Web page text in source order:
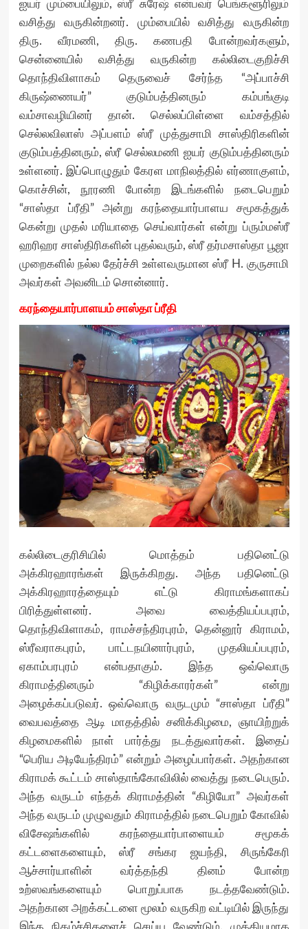
ஐயர் மும்பையிலும், ஸ்ரீ சுரேஷ் என்பவர் பெங்களூரிலும்
வசித்து வருகின்றனர். மும்பையில் வசித்து வருகின்ற
திரு. வீரமணி, திரு. கணபதி போன்றவர்களும்,
சென்னையில் வசித்து வருகின்ற கல்லிடைகுறிச்சி
தொந்திவிளாகம் தெருவைச் சேர்ந்த “அப்பாச்சி
கிருஷ்ணையர்” குடும்பத்தினரும் கம்பங்குடி
வம்சாவழியினர் தான். செல்லப்பிள்ளை வம்சத்தில்
செல்லவிலாஸ் அப்பளம் ஸ்ரீ முத்துசாமி சாஸ்திரிகளின்
குடும்பத்தினரும், ஸ்ரீ செல்லமணி ஐயர் குடும்பத்தினரும்
உள்ளனர். இப்பொழுதும் கேரள மாநிலத்தில் எர்ணாகுளம்,
கொச்சின், நூரணி போன்ற இடங்களில் நடைபெறும்
“சாஸ்தா ப்ரீதி” அன்று கரந்தையார்பாளய சமூகத்துக்
கென்று முதல் மரியாதை செய்வார்கள் என்று ப்ரும்மஸ்ரீ
ஹரிஹர சாஸ்திரிகளின் புதல்வரும், ஸ்ரீ தர்மசாஸ்தா பூஜா
முறைகளில் நல்ல தேர்ச்சி உள்ளவருமான ஸ்ரீ H. குருசாமி
அவர்கள் அவனிடம் சொன்னார்.
கரந்தையார்பாளயம் சாஸ்தா ப்ரீதி
கல்லிடைகுரிசியில் மொத்தம் பதினெட்டு
அக்கிரஹாரங்கள் இருக்கிறது. அந்த பதினெட்டு
அக்கிரஹாரத்தையும் எட்டு கிராமங்களாகப்
பிரித்துள்ளனர். அவை வைத்தியப்பபுரம்,
தொந்திவிளாகம், ராமச்சந்திரபுரம், தென்னூர் கிராமம்,
ஸ்ரீவராகபுரம், பாட்டநயினார்புரம், முதலியப்பபுரம்,
ஏகாம்பரபுரம் என்பதாகும். இந்த ஒவ்வொரு
கிராமத்தினரும் “கிழிக்காரர்கள்” என்று
அழைக்கப்படுவர். ஒவ்வொரு வருடமும் “சாஸ்தா ப்ரீதி”
வைபவத்தை ஆடி மாதத்தில் சனிக்கிழமை, ஞாயிற்றுக்
கிழமைகளில் நாள் பார்த்து நடத்துவார்கள். இதைப்
“பெரிய அடியேந்திரம்” என்றும் அழைப்பார்கள். அதற்கான
கிராமக் கூட்டம் சாஸ்தாங்கோவிலில் வைத்து நடைபெரும்.
அந்த வருடம் எந்தக் கிராமத்தின் “கிழியோ” அவர்கள்
அந்த வருடம் முழுவதும் கிராமத்தில் நடைபெறும் கோவில்
விசேஷங்களில் கரந்தையார்பாளையம் சமூகக்
கட்டளைகளையும், ஸ்ரீ சங்கர ஜயந்தி, சிருங்கேரி
ஆச்சார்யாளின் வர்த்தந்தி தினம் போன்ற
உற்ஸவங்களையும் பொறுப்பாக நடத்தவேண்டும்.
அதற்கான அறக்கட்டளை மூலம் வருகிற வட்டியில் இருந்து
இந்த நிகழ்ச்சிகளைச் செய்ய வேண்டும். முக்கியமாக